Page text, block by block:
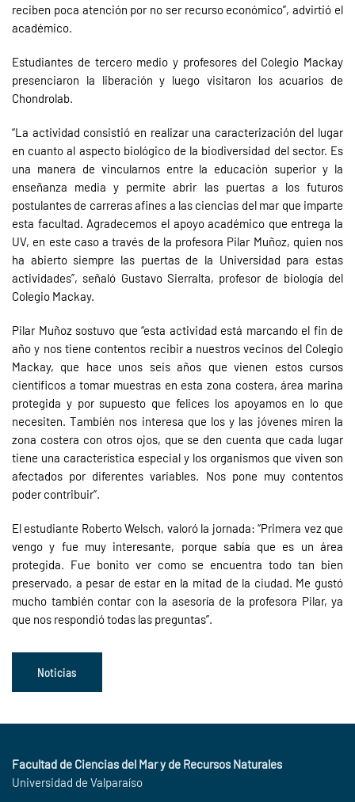
reciben poca atención por no ser recurso económico”, advirtió el
académico.
Estudiantes de tercero medio y profesores del Colegio Mackay
presenciaron la liberación y luego visitaron los acuarios de
Chondrolab.
“La actividad consistió en realizar una caracterización del lugar
en cuanto al aspecto biológico de la biodiversidad del sector. Es
una manera de vincularnos entre la educación superior y la
enseñanza media y permite abrir las puertas a los futuros
postulantes de carreras afines a las ciencias del mar que imparte
esta facultad. Agradecemos el apoyo académico que entrega la
UV, en este caso a través de la profesora Pilar Muñoz, quien nos
ha abierto siempre las puertas de la Universidad para estas
actividades”, señaló Gustavo Sierralta, profesor de biología del
Colegio Mackay.
Pilar Muñoz sostuvo que “esta actividad está marcando el fin de
año y nos tiene contentos recibir a nuestros vecinos del Colegio
Mackay, que hace unos seis años que vienen estos cursos
científicos a tomar muestras en esta zona costera, área marina
protegida y por supuesto que felices los apoyamos en lo que
necesiten. También nos interesa que los y las jóvenes miren la
zona costera con otros ojos, que se den cuenta que cada lugar
tiene una característica especial y los organismos que viven son
afectados por diferentes variables. Nos pone muy contentos
poder contribuir”.
El estudiante Roberto Welsch, valoró la jornada: “Primera vez que
vengo y fue muy interesante, porque sabía que es un área
protegida. Fue bonito ver como se encuentra todo tan bien
preservado, a pesar de estar en la mitad de la ciudad. Me gustó
mucho también contar con la asesoría de la profesora Pilar, ya
que nos respondió todas las preguntas”.
Noticias
Facultad de Ciencias del Mar y de Recursos Naturales
Universidad de Valparaíso